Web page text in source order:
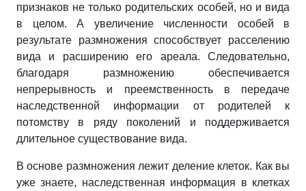
признаков не только родительских особей, но и вида
в целом. А увеличение численности особей в
результате размножения способствует расселению
вида и расширению его ареала. Следовательно,
благодаря размножению обеспечивается
непрерывность и преемственность в передаче
наследственной информации от родителей к
потомству в ряду поколений и поддерживается
длительное существование вида.
В основе размножения лежит деление клеток. Как вы
уже знаете, наследственная информация в клетках